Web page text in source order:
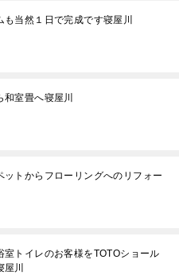
当然１日で完成です寝屋川
室畳へ寝屋川
ットからフローリングへのリフォー
室トイレのお客様をTOTOショール
川